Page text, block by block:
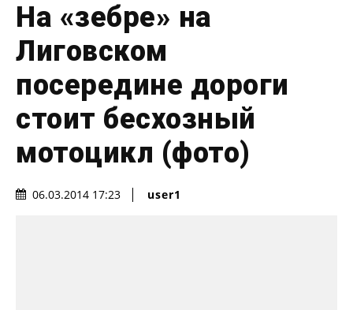
На «зебре» на
Лиговском
посередине дороги
стоит бесхозный
мотоцикл (фото)
06.03.2014 17:23 user1